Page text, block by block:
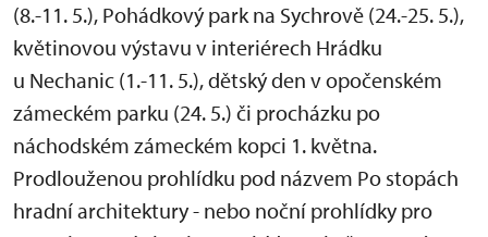
(8.-11. 5.), Pohádkový park na Sychrově (24.-25. 5.),
květinovou výstavu v interiérech Hrádku
u Nechanic (1.-11. 5.), dětský den v opočenském
zámeckém parku (24. 5.) či procházku po
náchodském zámeckém kopci 1. května.
Prodlouženou prohlídku pod názvem Po stopách
hradní architektury - nebo noční prohlídky pro